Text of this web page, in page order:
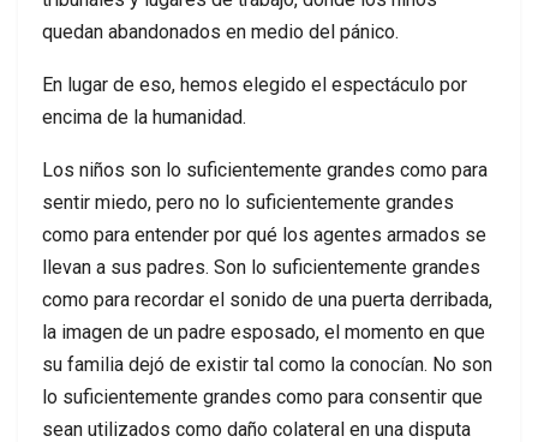
quedan abandonados en medio del pánico.
En lugar de eso, hemos elegido el espectáculo por
encima de la humanidad.
Los niños son lo suficientemente grandes como para
sentir miedo, pero no lo suficientemente grandes
como para entender por qué los agentes armados se
llevan a sus padres. Son lo suficientemente grandes
como para recordar el sonido de una puerta derribada,
la imagen de un padre esposado, el momento en que
su familia dejó de existir tal como la conocían. No son
lo suficientemente grandes como para consentir que
sean utilizados como daño colateral en una disputa